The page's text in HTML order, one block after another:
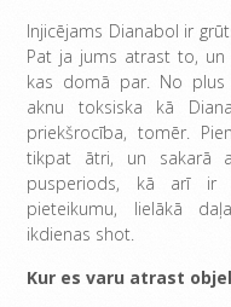
Injicējams Dianabol ir
Pat ja jums atrast to,
kas domā par. No plus
aknu toksiska kā
priekšrocība, tomēr.
tikpat ātri, un
pusperiods, kā arī ir
pieteikumu, lielākā
ikdienas shot.
Kur es varu atrast